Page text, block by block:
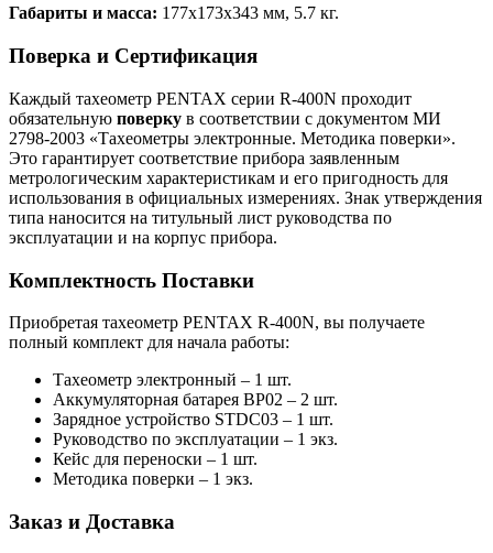
Габариты и масса: 177x173x343 мм, 5.7 кг.
Поверка и Сертификация
Каждый тахеометр PENTAX серии R-400N проходит
обязательную поверку в соответствии с документом МИ
2798-2003 «Тахеометры электронные. Методика поверки».
Это гарантирует соответствие прибора заявленным
метрологическим характеристикам и его пригодность для
использования в официальных измерениях. Знак утверждения
типа наносится на титульный лист руководства по
эксплуатации и на корпус прибора.
Комплектность Поставки
Приобретая тахеометр PENTAX R-400N, вы получаете
полный комплект для начала работы:
Тахеометр электронный – 1 шт.
Аккумуляторная батарея BP02 – 2 шт.
Зарядное устройство STDC03 – 1 шт.
Руководство по эксплуатации – 1 экз.
Кейс для переноски – 1 шт.
Методика поверки – 1 экз.
Заказ и Доставка